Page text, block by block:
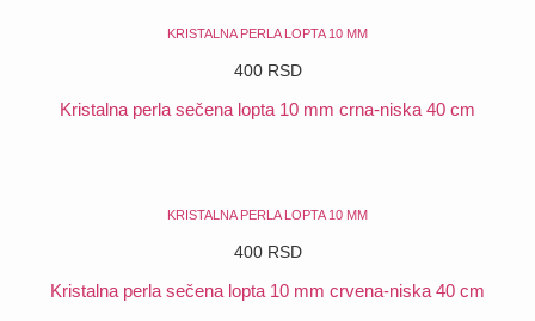
KRISTALNA PERLA LOPTA 10 MM
400 RSD
Kristalna perla sečena lopta 10 mm crna-niska 40 cm
KRISTALNA PERLA LOPTA 10 MM
400 RSD
Kristalna perla sečena lopta 10 mm crvena-niska 40 cm